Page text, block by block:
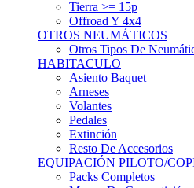
Tierra >= 15p
Offroad Y 4x4
OTROS NEUMÁTICOS
Otros Tipos De
HABITACULO
Asiento Baquet
Arneses
Volantes
Pedales
Extinción
Resto De Accesorios
EQUIPACIÓN PILOTO/
Packs Completos